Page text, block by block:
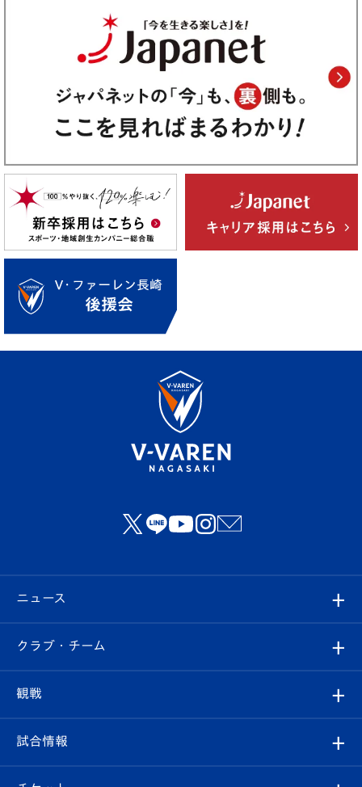
ニュース
すべて
クラブ
試合情報
クラブ・チーム
クラブ概要
観戦
観戦ルール
試合情報